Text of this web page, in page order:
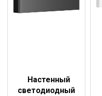
Настенный
светодиодный